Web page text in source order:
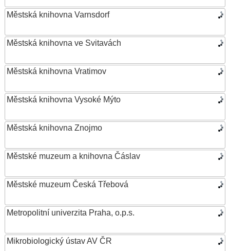
Městská knihovna Varnsdorf
Městská knihovna ve Svitavách
Městská knihovna Vratimov
Městská knihovna Vysoké Mýto
Městská knihovna Znojmo
Městské muzeum a knihovna Čáslav
Městské muzeum Česká Třebová
Metropolitní univerzita Praha, o.p.s.
Mikrobiologický ústav AV ČR